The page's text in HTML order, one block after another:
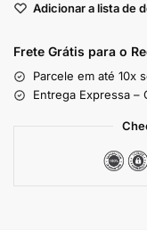
Adicionar a lista de
Frete Grátis para o
Parcele em até 10x
Entrega Expressa –